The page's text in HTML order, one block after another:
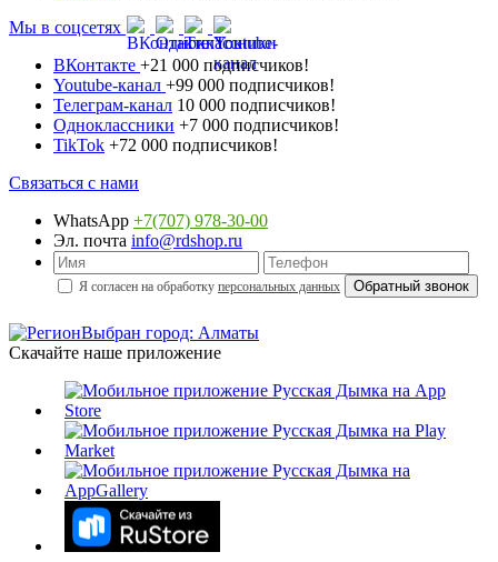
Мы в соцсетях
ВКонтакте +21 000 подписчиков!
Youtube-канал +99 000 подписчиков!
Телеграм-канал 10 000 подписчиков!
Одноклассники +7 000 подписчиков!
TikTok +72 000 подписчиков!
Связаться с нами
WhatsApp +7(707) 978-30-00
Эл. почта info@rdshop.ru
Я согласен на обработку персональных данных
Выбран город: Алматы
Скачайте наше приложение